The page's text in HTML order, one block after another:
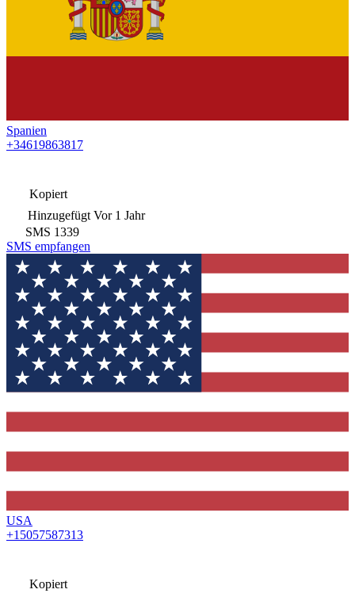
Spanien
+34619863817
Kopiert
Hinzugefügt Vor 1 Jahr
SMS 1339
SMS empfangen
USA
+15057587313
Kopiert